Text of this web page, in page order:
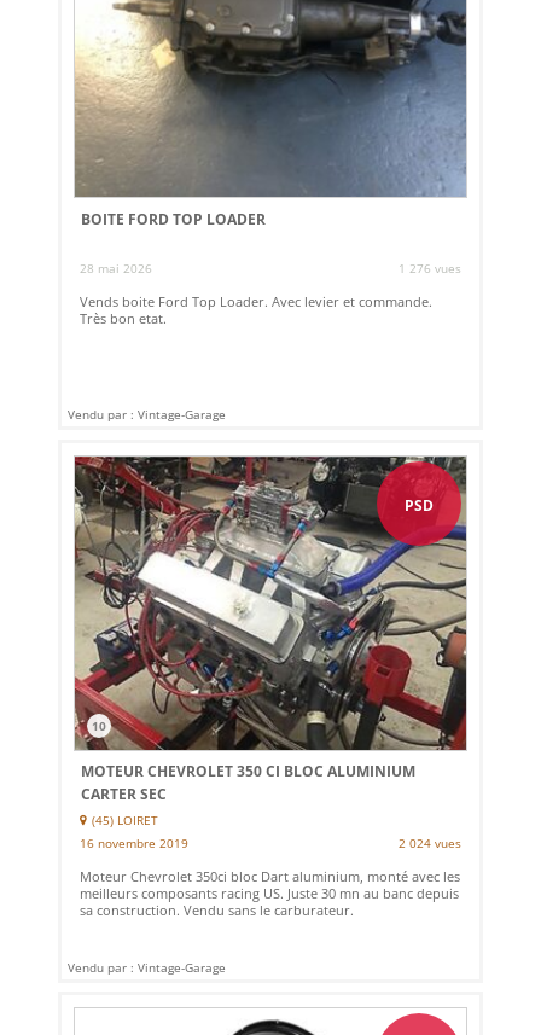
BOITE FORD TOP LOADER
28 mai 2026 1 276 vues
Vends boite Ford Top Loader. Avec levier et commande.
Très bon etat.
Vendu par : Vintage-Garage
PSD
10
MOTEUR CHEVROLET 350 CI BLOC ALUMINIUM
CARTER SEC
(45) LOIRET
16 novembre 2019
2 024 vues
Moteur Chevrolet 350ci bloc Dart aluminium, monté avec les
meilleurs composants racing US. Juste 30 mn au banc depuis
sa construction. Vendu sans le carburateur.
Vendu par : Vintage-Garage